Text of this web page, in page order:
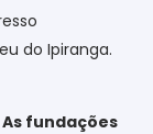
do Ipiranga.
As fundações